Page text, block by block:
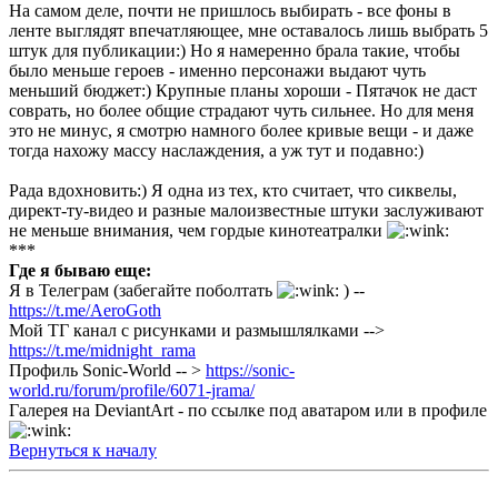
На самом деле, почти не пришлось выбирать - все фоны в
ленте выглядят впечатляющее, мне оставалось лишь выбрать 5
штук для публикации:) Но я намеренно брала такие, чтобы
было меньше героев - именно персонажи выдают чуть
меньший бюджет:) Крупные планы хороши - Пятачок не даст
соврать, но более общие страдают чуть сильнее. Но для меня
это не минус, я смотрю намного более кривые вещи - и даже
тогда нахожу массу наслаждения, а уж тут и подавно:)
Рада вдохновить:) Я одна из тех, кто считает, что сиквелы,
директ-ту-видео и разные малоизвестные штуки заслуживают
не меньше внимания, чем гордые кинотеатралки
***
Где я бываю еще:
Я в Телеграм (забегайте поболтать
) --
https://t.me/AeroGoth
Мой ТГ канал с рисунками и размышлялками -->
https://t.me/midnight_rama
Профиль Sonic-World -- > https://sonic-
world.ru/forum/profile/6071-jrama/
Галерея на DeviantArt - по ссылке под аватаром или в профиле
Вернуться к началу